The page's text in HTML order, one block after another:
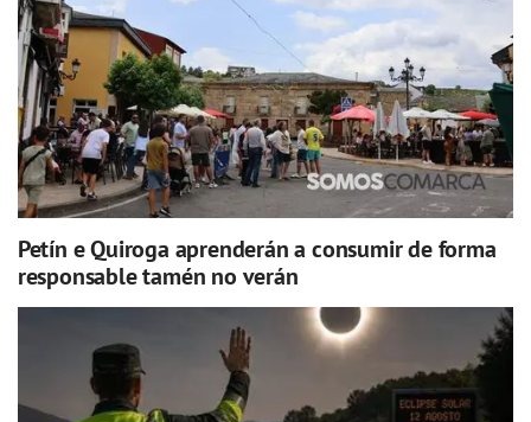
Petín e Quiroga aprenderán a consumir de forma
responsable tamén no verán